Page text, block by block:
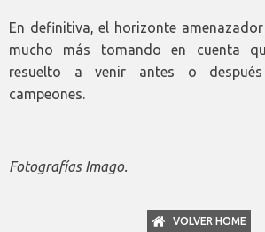
En definitiva, el horizonte
mucho más tomando en cuenta
resuelto a venir antes o
campeones.
Fotografías Imago.
VOLVER HOME